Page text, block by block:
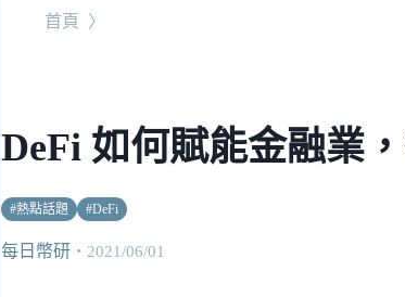
首頁 〉
DeFi 如何賦能金融業
#熱點話題 #DeFi
每日幣研 ・ 2021/06/01